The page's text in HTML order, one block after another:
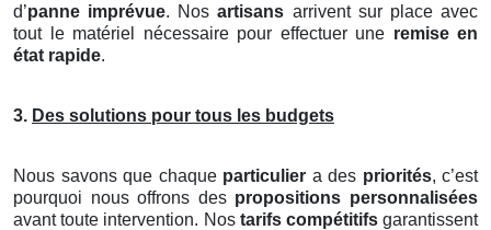
d’panne imprévue. Nosartisans arrivent sur place avec
tout le matériel nécessaire pour effectuer une remise en
état rapide.
3. Des solutions pour tous les budgets
Nous savons que chaque particulier a des priorités, c’est
pourquoi nous offrons des propositions personnalisées
avant toute intervention. Nos tarifs compétitifsgarantissent